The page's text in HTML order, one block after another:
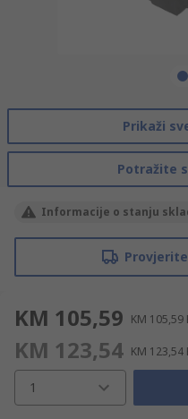
Prikaži
Potražite
Informacije o stanju
KM 105,59 KM 105,59
KM 123,54 KM 123,54
1